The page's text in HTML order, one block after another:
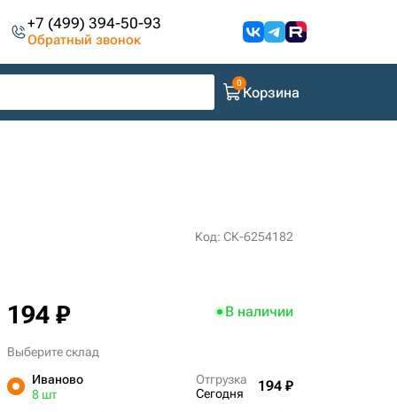
+7 (499) 394-50-93
Обратный звонок
Корзина
Код: СК-6254182
194 ₽ В наличии
Выберите склад
Иваново
8 шт
Отгрузка
Сегодня
194 ₽